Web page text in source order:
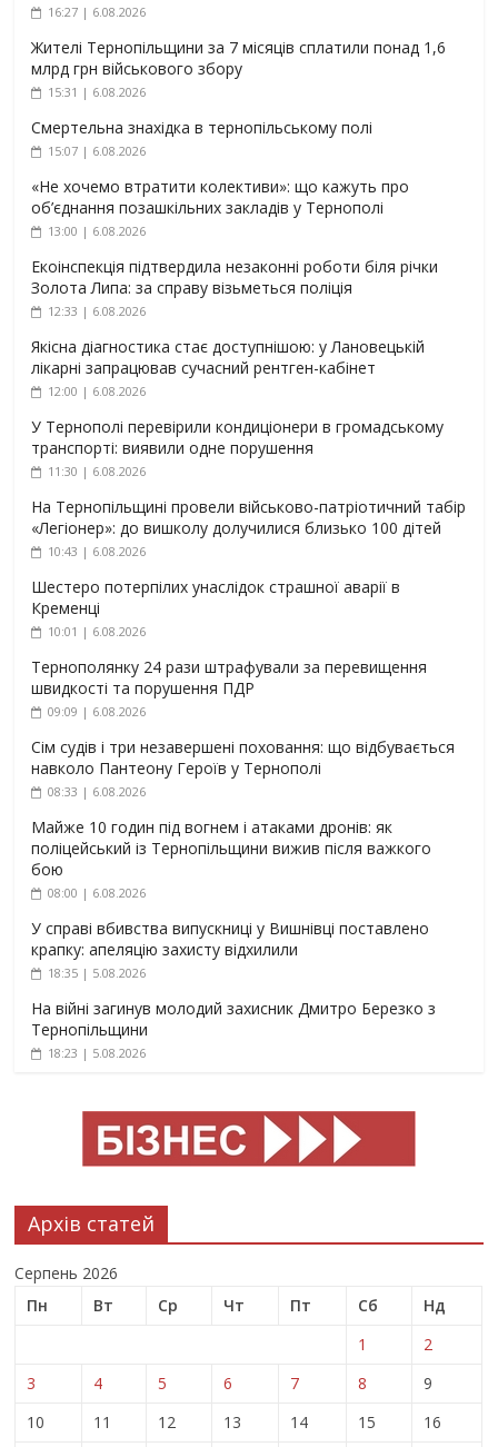
16:27 | 6.08.2026
Жителі Тернопільщини за 7 місяців сплатили понад 1,6
млрд грн військового збору
15:31 | 6.08.2026
Смертельна знахідка в тернопільському полі
15:07 | 6.08.2026
«Не хочемо втратити колективи»: що кажуть про
об’єднання позашкільних закладів у Тернополі
13:00 | 6.08.2026
Екоінспекція підтвердила незаконні роботи біля річки
Золота Липа: за справу візьметься поліція
12:33 | 6.08.2026
Якісна діагностика стає доступнішою: у Лановецькій
лікарні запрацював сучасний рентген-кабінет
12:00 | 6.08.2026
У Тернополі перевірили кондиціонери в громадському
транспорті: виявили одне порушення
11:30 | 6.08.2026
На Тернопільщині провели військово-патріотичний табір
«Легіонер»: до вишколу долучилися близько 100 дітей
10:43 | 6.08.2026
Шестеро потерпілих унаслідок страшної аварії в
Кременці
10:01 | 6.08.2026
Тернополянку 24 рази штрафували за перевищення
швидкості та порушення ПДР
09:09 | 6.08.2026
Сім судів і три незавершені поховання: що відбувається
навколо Пантеону Героїв у Тернополі
08:33 | 6.08.2026
Майже 10 годин під вогнем і атаками дронів: як
поліцейський із Тернопільщини вижив після важкого
бою
08:00 | 6.08.2026
У справі вбивства випускниці у Вишнівці поставлено
крапку: апеляцію захисту відхилили
18:35 | 5.08.2026
На війні загинув молодий захисник Дмитро Березко з
Тернопільщини
18:23 | 5.08.2026
Архів статей
Серпень 2026
Пн
Вт Ср Чт Пт Сб
Нд
1
2
3
4 5 6 7 8
9
10
11 12 13 14 15
16